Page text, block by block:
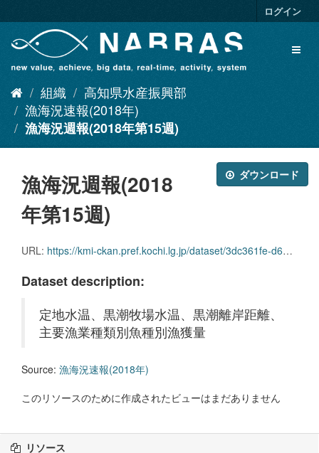
キ
ログイン
組織
高知県水産振興部
漁海況速報(2018年)
漁海況週報(2018年第15週)
ダウンロード
漁海況週報(2018
年第15週)
URL: https://kmi-ckan.pref.kochi.lg.jp/dataset/3dc361fe-d618-42be-818d-dddfce15c9be/resource/0e710c78-0dc3-4027-9fd7-e39db94ed1dd/download/ryoukaikyoushuuhou2018nendai15shuu.pdf
Dataset description:
定地水温、黒潮牧場水温、黒潮離岸距離、
主要漁業種類別魚種別漁獲量
Source: 漁海況速報(2018年)
このリソースのために作成されたビューはまだありません
リソース